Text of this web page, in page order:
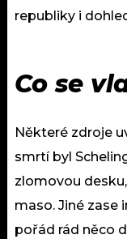
republiky i
Co se
Některé zdroje
smrtí byl
zlomovou
maso. Jiné zase
pořád rád něco